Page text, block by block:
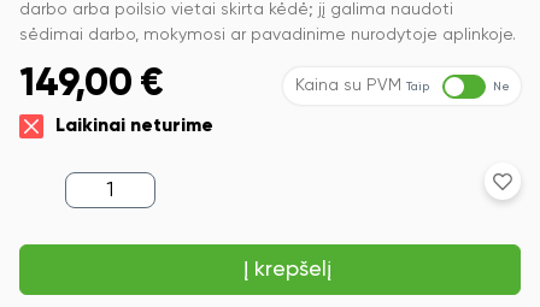
darbo arba poilsio vietai skirta kėdė; jį galima naudoti
sėdimai darbo, mokymosi ar pavadinime nurodytoje aplinkoje.
149,00 € Kaina su PVM Taip Ne
Laikinai neturime
produkto
kiekis:
kėdė
1388,
Į krepšelį